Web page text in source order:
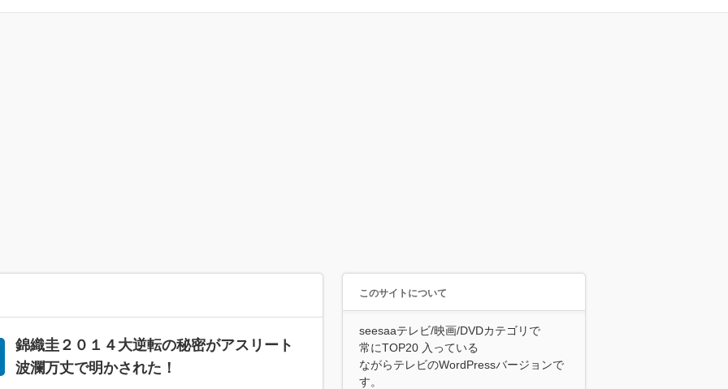
錦織圭２０１４大逆転の秘密がアスリート
波瀾万丈で明かされた！
このサイトについて
seesaaテレビ/映画/DVDカテゴリで
常にTOP20 入っている
ながらテレビのWordPressバージョンで
す。